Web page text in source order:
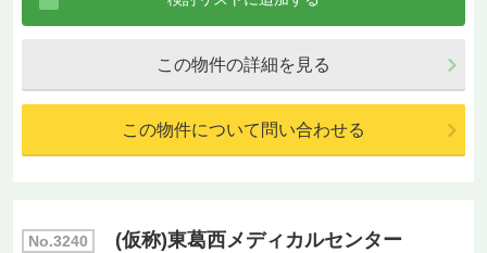
この物件の詳細を見る
この物件について問い合わせる
No.3240 (仮称)東葛西メディカルセンター